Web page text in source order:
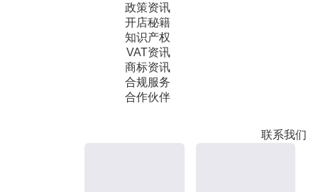
政策资讯
开店秘籍
知识产权
VAT资讯
商标资讯
合规服务
合作伙伴
联系我们